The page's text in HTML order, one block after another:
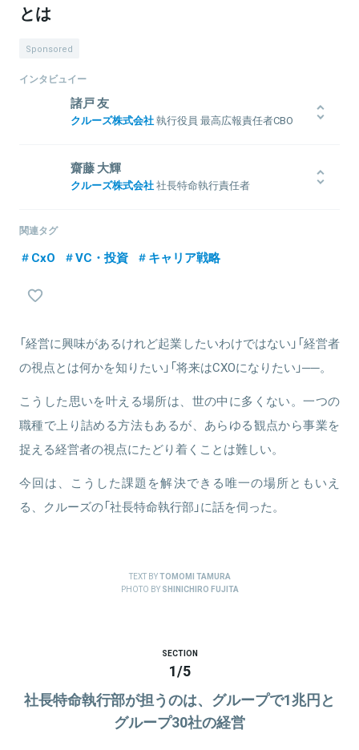
とは
Sponsored
インタビュイー
諸戸 友
クルーズ株式会社執行役員 最高広報責任者CBO
にベンチャー企業に特化した採用コンサルティングを行う株式会社
アイ・パッションの創業メンバーとして参画、1,000人以上の起業家
との出会いを経て、2012年クルーズ株式会社に入社。執行役員に就
ーズが時価総額1兆円企業を目指すため、経営人材100人のグループ
進化構想」実現のため、若手の有望起業家、起業家予備軍の発掘・リ
も担当する。
齋藤 大輝
クルーズ株式会社社長特命執行責任者
用コンサルティング会社にインターン生として勤務。2014年から新
に入社。SHOPLISTの新卒採用とPRを推進、グループの広報PR、
社長特命執行責任者として、グループのバックオフィス、子会社の
CROOZ SHOPLISTのバックオフィスから事業管理等を担当してい
関連情報をみる
関連タグ
CxO VC・投資 キャリア戦略
「経営に興味があるけれど起業したいわけではない」「経営者
の視点とは何かを知りたい」「将来はCXOになりたい」──。
こうした思いを叶える場所は、世の中に多くない。一つの
職種で上り詰める方法もあるが、あらゆる観点から事業を
捉える経営者の視点にたどり着くことは難しい。
今回は、こうした課題を解決できる唯一の場所ともいえ
る、クルーズの「社長特命執行部」に話を伺った。
TEXT BYTOMOMI TAMURA
PHOTO BY SHINICHIRO FUJITA
SECTION
1/5
社長特命執行部が担うのは、グループで1兆円と
グループ30社の経営